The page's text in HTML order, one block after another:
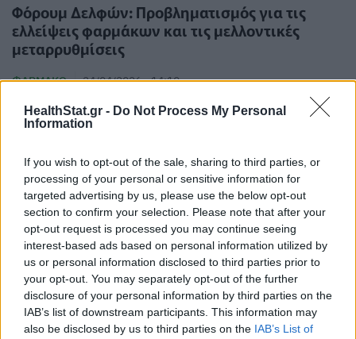
HealthStat.gr - Do Not Process My Personal
Information
If you wish to opt-out of the sale, sharing to third parties, or
processing of your personal or sensitive information for
targeted advertising by us, please use the below opt-out
section to confirm your selection. Please note that after your
opt-out request is processed you may continue seeing
interest-based ads based on personal information utilized by
us or personal information disclosed to third parties prior to
your opt-out. You may separately opt-out of the further
disclosure of your personal information by third parties on the
IAB’s list of downstream participants. This information may
also be disclosed by us to third parties on the IAB’s List of
Φόρουμ Δελφών: Προβληματισμός για τις
ελλείψεις φαρμάκων και τις μελλοντικές
μεταρρυθμίσεις
ΦΆΡΜΑΚΟ 24/04/2026 - 14:10
Οριστική διακοπή κυκλοφορίας 5
σκευασμάτων ινσουλίνης – Η
ανακοίνωση του ΕΟΦ
ΦΆΡΜΑΚΟ 24/04/2026 - 12:06